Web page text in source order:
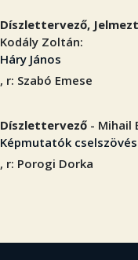
Díszlettervező,
Kodály Zoltán:
Háry János
, r: Szabó Emese
Díszlettervező - Mihail
Képmutatók
, r: Porogi Dorka